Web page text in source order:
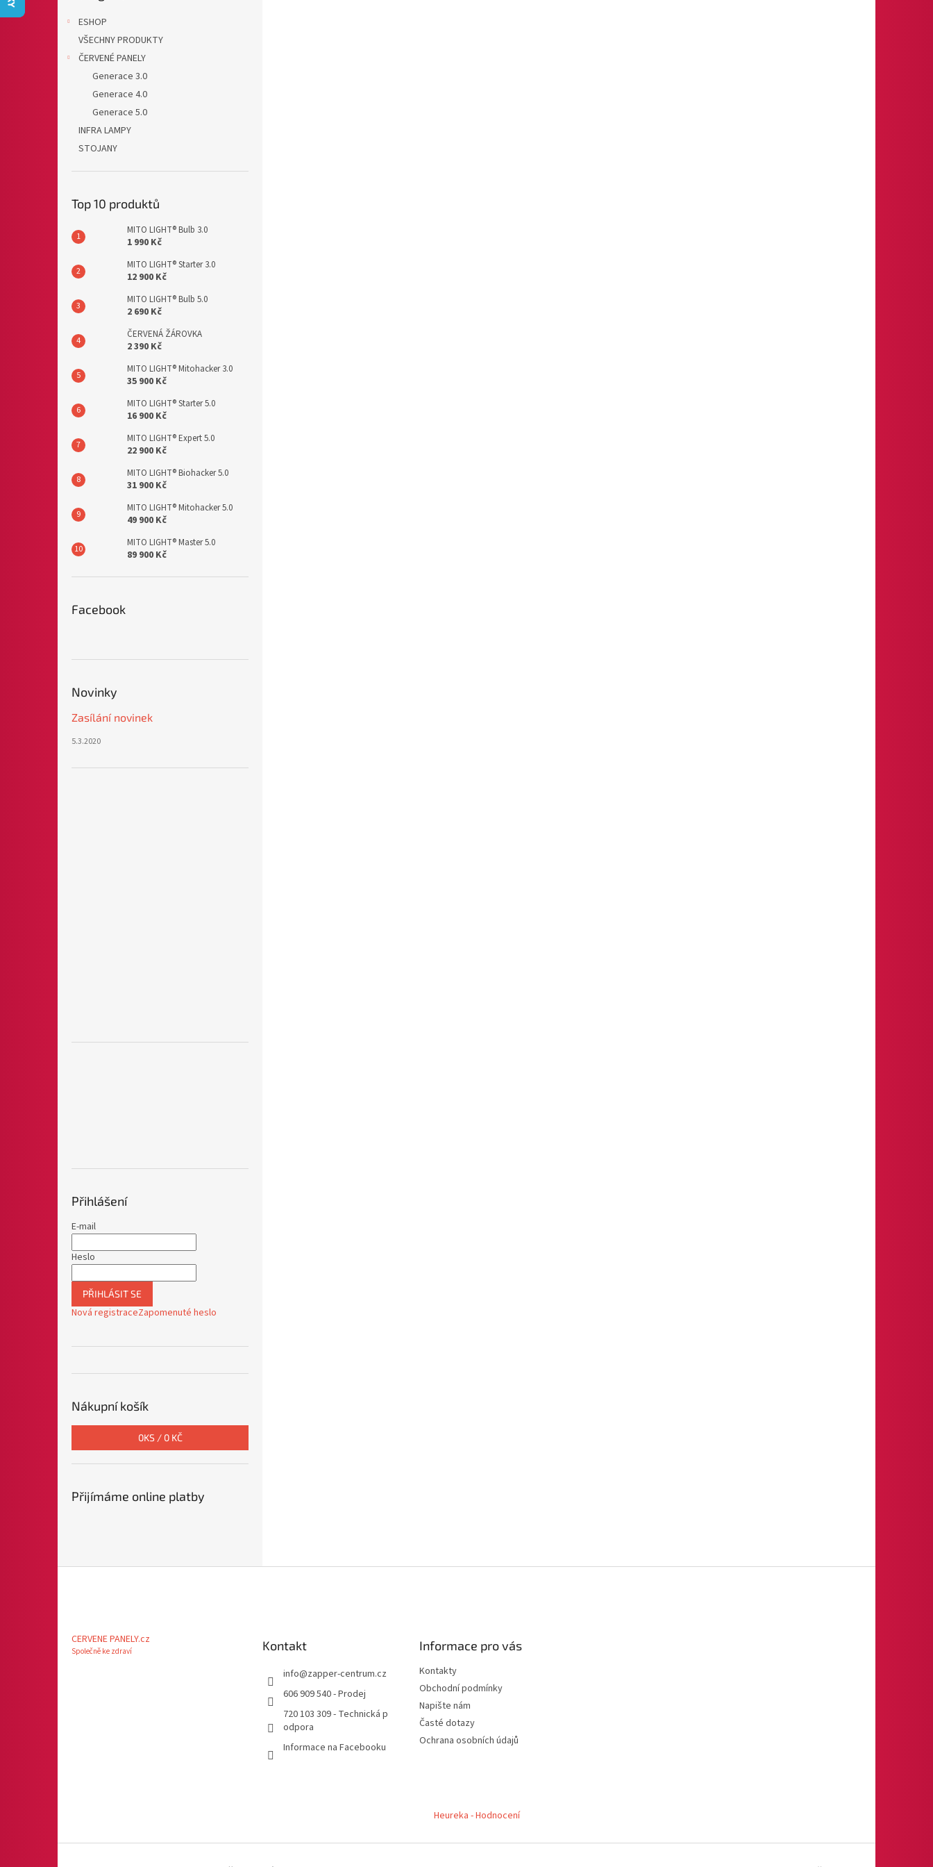
ESHOP
VŠECHNY PRODUKTY
ČERVENÉ PANELY
Generace 3.0
Generace 4.0
Generace 5.0
INFRA LAMPY
STOJANY
Top 10 produktů
MITO LIGHT® Bulb 3.0
1 990 Kč
MITO LIGHT® Starter 3.0
12 900 Kč
MITO LIGHT® Bulb 5.0
2 690 Kč
ČERVENÁ ŽÁROVKA
2 390 Kč
MITO LIGHT® Mitohacker 3.0
35 900 Kč
MITO LIGHT® Starter 5.0
16 900 Kč
MITO LIGHT® Expert 5.0
22 900 Kč
MITO LIGHT® Biohacker 5.0
31 900 Kč
MITO LIGHT® Mitohacker 5.0
49 900 Kč
MITO LIGHT® Master 5.0
89 900 Kč
Facebook
Novinky
Zasílání novinek
5.3.2020
Přihlášení
E-mail
Heslo
PŘIHLÁSIT SE
Nová registraceZapomenuté heslo
Nákupní košík
0KS / 0 KČ
Přijímáme online platby
CERVENE PANELY.cz
Společně ke zdraví Kontakt
info@zapper-centrum.cz
606 909 540 - Prodej
720 103 309 - Technická p
odpora
Informace na Facebooku
Informace pro vás
Kontakty
Obchodní podmínky
Napište nám
Časté dotazy
Ochrana osobních údajů
Heureka - Hodnocení